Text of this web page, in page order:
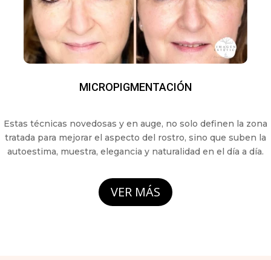
MICROPIGMENTACIÓN
Estas técnicas novedosas y en auge, no solo definen la zona
tratada para mejorar el aspecto del rostro, sino que suben la
autoestima, muestra, elegancia y naturalidad en el día a día.
VER MÁS